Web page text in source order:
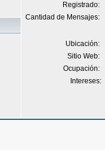
Registrado:
Cantidad de Mensajes:
Ubicación:
Sitio Web:
Ocupación:
Intereses: